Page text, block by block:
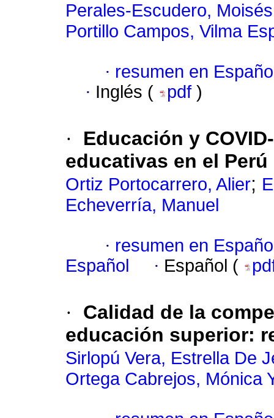
Perales-Escudero,
Portillo Campos, Vilma
· resumen en
· Inglés ( pdf )
·
Educación y
educativas en el Perú
Ortiz Portocarrero, Alier;
Echeverría, Manuel
· resumen en
Español
· Español (
·
Calidad de la
educación superior:
Sirlopú Vera, Estrella De
Ortega Cabrejos, Mónica